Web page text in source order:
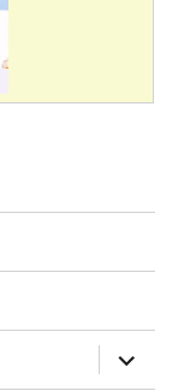
ouvrir
le